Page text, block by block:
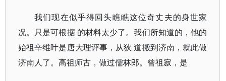
我们现在似乎得回头瞧瞧这位奇丈夫的身世家
况。只是可根据 的材料太少了。我们所知道的，他的
始祖辛维叶是唐大理评事，从狄 道搬到济南，就此做
济南人了。高祖师古，做过儒林郎。曾祖寂，是